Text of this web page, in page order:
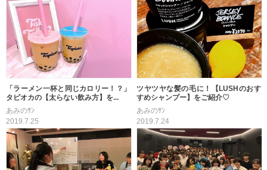
「ラーメン一杯と同じカロリー！？」
タピオカの【太らない飲み方】を...
あみのｻﾝ
2019.7.25
ツヤツヤな髪の毛に！【LUSHのおす
すめシャンプー】をご紹介♡
あみのｻﾝ
2019.7.24